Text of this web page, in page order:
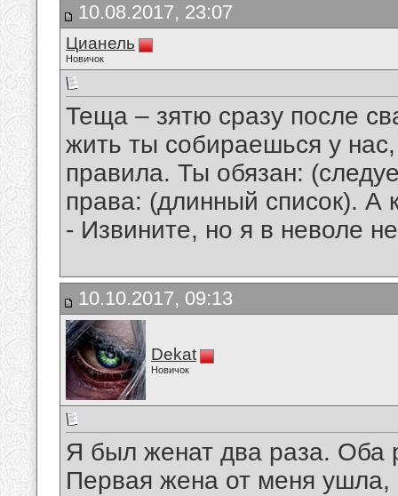
10.08.2017, 23:07
Цианель
Новичок
Теща – зятю сразу после
жить ты собираешься у
правила. Ты обязан:
права: (длинный список). А
- Извините, но я в неволе
10.10.2017, 09:13
Dekat
Новичок
Я был женат два раза. Оба
Первая жена от меня ушла,